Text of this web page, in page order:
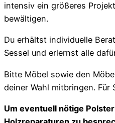
intensiv ein größeres
bewältigen.
Du erhältst individuelle
Sessel und erlernst alle
Bitte Möbel sowie den
deiner Wahl mitbringen. Für
Um eventuell nötige